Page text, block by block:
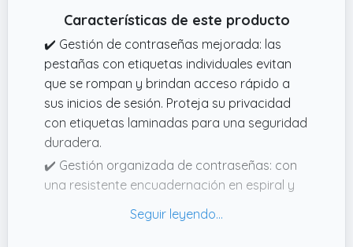
Características de este producto
✔️ Gestión de contraseñas mejorada: las
pestañas con etiquetas individuales evitan
que se rompan y brindan acceso rápido a
sus inicios de sesión. Proteja su privacidad
con etiquetas laminadas para una seguridad
duradera.
✔️ Gestión organizada de contraseñas: con
una resistente encuadernación en espiral y
perfectamente en su bolsillo o bolso y se